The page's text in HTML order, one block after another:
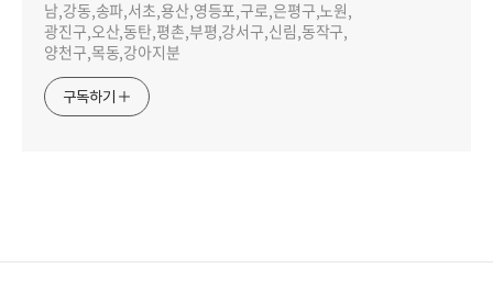
남,강동,송파,서초,용산,영등포,구로,은평구,노원,
광진구,오산,동탄,평촌,부평,강서구,신림,동작구,
양천구,목동,강아지분
구독하기